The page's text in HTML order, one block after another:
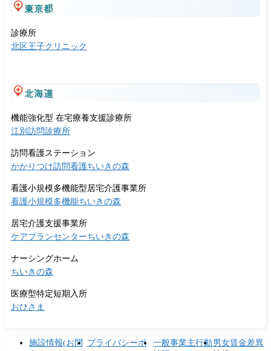
東京都
診療所
北区王子クリニック
北海道
機能強化型 在宅療養支援診療所
江別訪問診療所
訪問看護ステーション
かかりつけ訪問看護ちいきの森
看護小規模多機能型居宅介護事業所
看護小規模多機能ちいきの森
居宅介護支援事業所
ケアプランセンターちいきの森
ナーシングホーム
ちいきの森
医療型特定短期入所
おひさま
施設情報(お問
プライバシーポ
一般事業主行動 男女賃金差異